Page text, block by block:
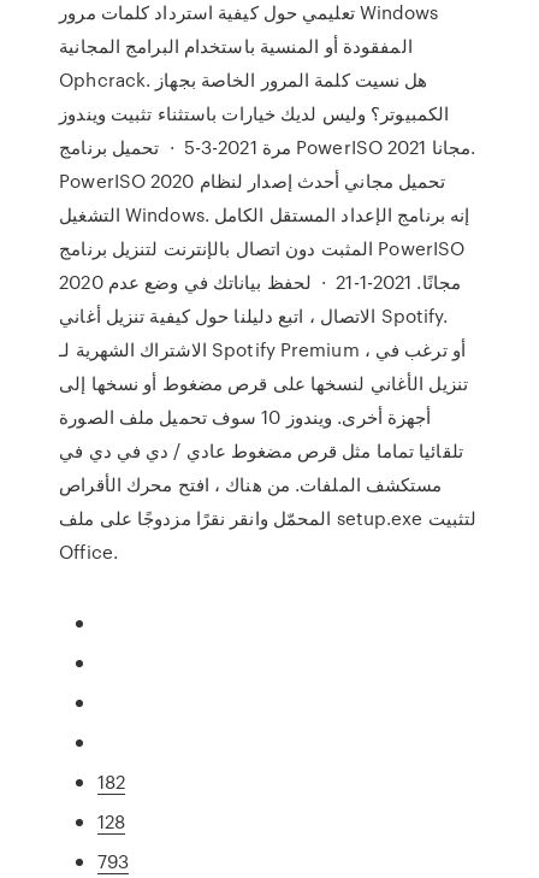
تعليمي حول كيفية استرداد كلمات مرور Windows
المفقودة أو المنسية باستخدام البرامج المجانية
Ophcrack. هل نسيت كلمة المرور الخاصة بجهاز
الكمبيوتر؟ وليس لديك خيارات باستثناء تثبيت ويندوز
مرة 2021-3-5 · تحميل برنامج PowerISO 2021 مجانا.
PowerISO 2020 تحميل مجاني أحدث إصدار لنظام
التشغيل Windows. إنه برنامج الإعداد المستقل الكامل
المثبت دون اتصال بالإنترنت لتنزيل برنامج PowerISO
2020 مجانًا. 2021-1-21 · لحفظ بياناتك في وضع عدم
الاتصال ، اتبع دليلنا حول كيفية تنزيل أغاني Spotify.
الاشتراك الشهرية لـ Spotify Premium ، أو ترغب في
تنزيل الأغاني لنسخها على قرص مضغوط أو نسخها إلى
أجهزة أخرى. ويندوز 10 سوف تحميل ملف الصورة
تلقائيا تماما مثل قرص مضغوط عادي / دي في دي في
مستكشف الملفات. من هناك ، افتح محرك الأقراص
المحمّل وانقر نقرًا مزدوجًا على ملف setup.exe لتثبيت
Office.
182
128
793